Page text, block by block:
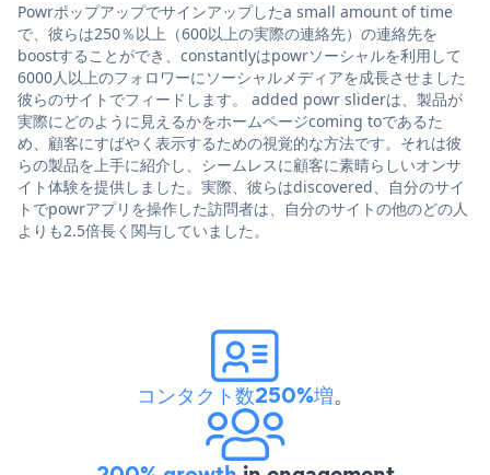
Powrポップアップでサインアップしたa small amount of time
で、彼らは250％以上（600以上の実際の連絡先）の連絡先を
boostすることができ、constantlyはpowrソーシャルを利用して
6000人以上のフォロワーにソーシャルメディアを成長させました
彼らのサイトでフィードします。 added powr sliderは、製品が
実際にどのように見えるかをホームページcoming toであるた
め、顧客にすばやく表示するための視覚的な方法です。それは彼
らの製品を上手に紹介し、シームレスに顧客に素晴らしいオンサ
イト体験を提供しました。実際、彼らはdiscovered、自分のサイ
トでpowrアプリを操作した訪問者は、自分のサイトの他のどの人
よりも2.5倍長く関与していました。
コンタクト数250%増。